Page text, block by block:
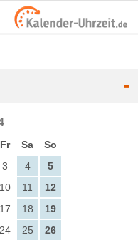
-
Fr Sa
So
3 4
5
10 11
12
17 18
19
24 25
26